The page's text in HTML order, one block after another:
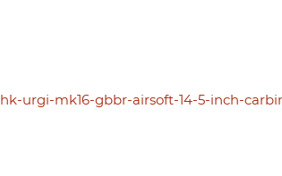
urgi-mk16-gbbr-airsoft-14-5-inch-